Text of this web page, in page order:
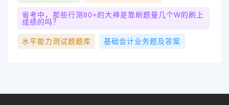
省考中，那些行测80+的大神是靠刷题量几个w的刷上
成绩的吗？
水平能力测试题题库 基础会计业务题及答案